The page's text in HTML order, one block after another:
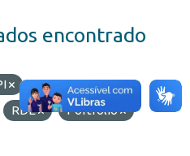
encontrado
Organizações:
RDE
Portfólio